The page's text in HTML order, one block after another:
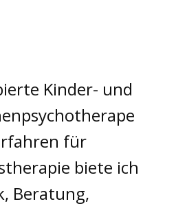
Kinder- und
für
biete ich
Beratung,